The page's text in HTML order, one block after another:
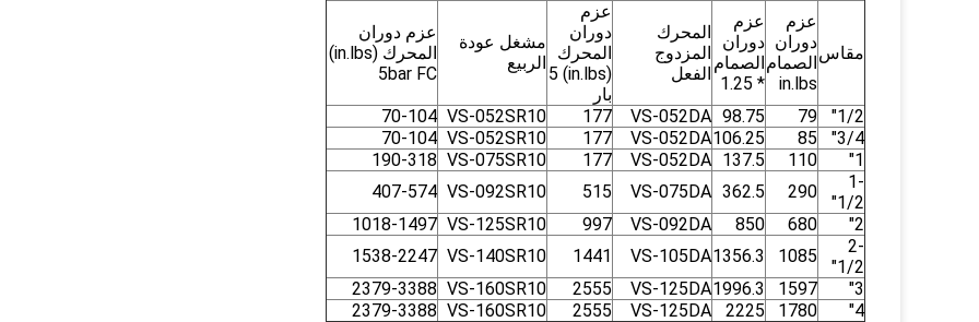
مقاس
عزم
دوران
الصمام
in.lbs
عزم
دوران
الصمام
* 1.25
المحرك
المزدوج
الفعل
عزم
دوران
المحرك
(in.lbs) 5
بار
مشغل عودة
الربيع
عزم دوران
المحرك (in.lbs)
5bar FC
1/2"
79
98.75
VS-052DA
177
VS-052SR10
70-104
3/4"
85
106.25
VS-052DA
177
VS-052SR10
70-104
1"
110
137.5
VS-052DA
177
VS-075SR10
190-318
1-
1/2"
290
362.5
VS-075DA
515
VS-092SR10
407-574
2"
680
850
VS-092DA
997
VS-125SR10
1018-1497
2-
1/2"
1085
1356.3
VS-105DA
1441
VS-140SR10
1538-2247
3"
1597
1996.3
VS-125DA
2555
VS-160SR10
2379-3388
4"
1780
2225
VS-125DA
2555
VS-160SR10
2379-3388